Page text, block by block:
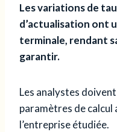
Les variations de
d’actualisation ont
terminale, rendant
garantir.
Les analystes
paramètres de calcul
l’entreprise étudiée.